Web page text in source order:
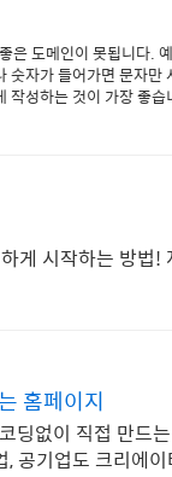
은 도메인이 못됩니
자가 들어가면 문자만
작성하는 것이 가장 좋습
게 시작하는 방법!
홈페이지
딩없이 직접 만드
공기업도 크리에